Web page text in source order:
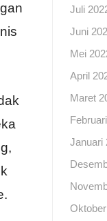
Juli
Juni
Mei
April
Maret
Januari
Oktober